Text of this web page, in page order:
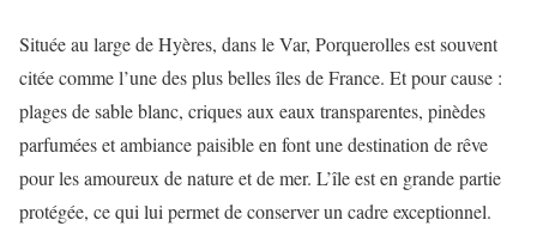
Située au large de Hyères, dans le Var, Porquerolles est souvent
citée comme l’une des plus belles îles de France. Et pour cause :
plages de sable blanc, criques aux eaux transparentes, pinèdes
parfumées et ambiance paisible en font une destination de rêve
pour les amoureux de nature et de mer. L’île est en grande partie
protégée, ce qui lui permet de conserver un cadre exceptionnel.